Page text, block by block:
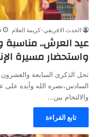
الحدث الافريقي-كريمة العلام
عيد العرش.. مناسبة
واستحضار مسيرة
تحل الذكرى السابعة
السادس،نصره الله وأيده على
والالتحام بين…
تابع القراءة